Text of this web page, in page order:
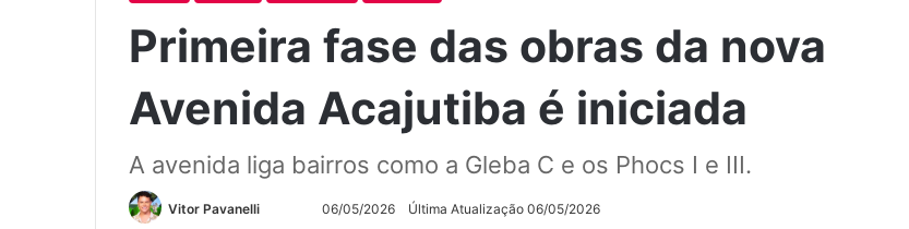
Primeira fase das obras da nova
Avenida Acajutiba é iniciada
A avenida liga bairros como a Gleba C e os Phocs I e III.
Vitor Pavanelli
Mande06/05/2026 Última Atualização 06/05/2026